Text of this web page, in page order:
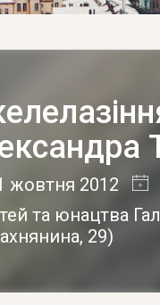
жовтня 2012
та юнацтва
29)